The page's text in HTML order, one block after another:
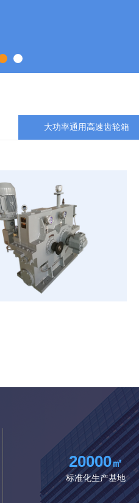
20000㎡
标准化生产基地
大功率通用高速齿轮箱